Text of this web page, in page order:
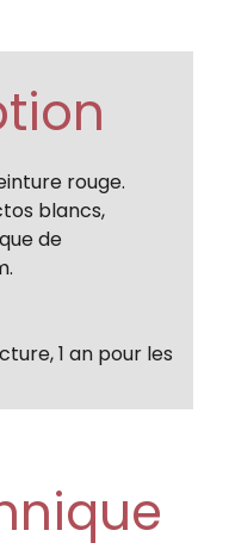
rouge.
blancs,
de
1 an pour les